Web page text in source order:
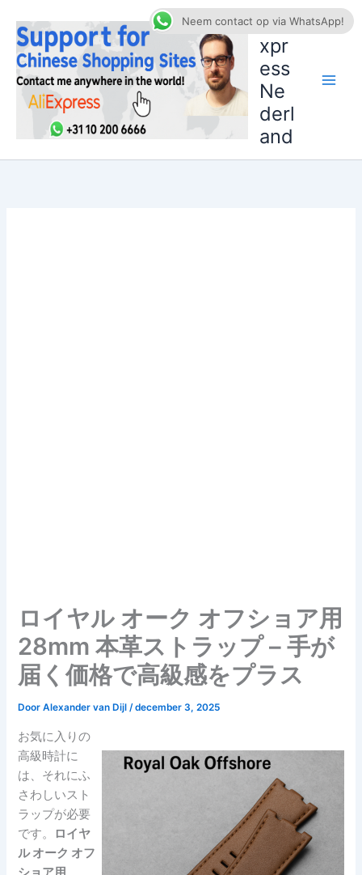
naar
inhoud
AliE
xpr
ess
Ne
derl
and
ロイヤル オーク オフショア用
28mm 本革ストラップ – 手が
届く価格で高級感をプラス
DoorAlexander van Dijl/december 3, 2025
お気に入りの
高級時計に
は、それにふ
さわしいスト
ラップが必要
です。
ロイヤ
ル オーク オフ
Neem contact op via WhatsApp!